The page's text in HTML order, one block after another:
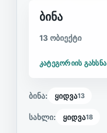
ბინა
13 ობიექტი
ᲙᲐᲢᲔᲒᲝᲠᲘᲘᲡ ᲒᲐᲮᲡᲜᲐ
ბინა: ყიდვა13
სახლი: ყიდვა18